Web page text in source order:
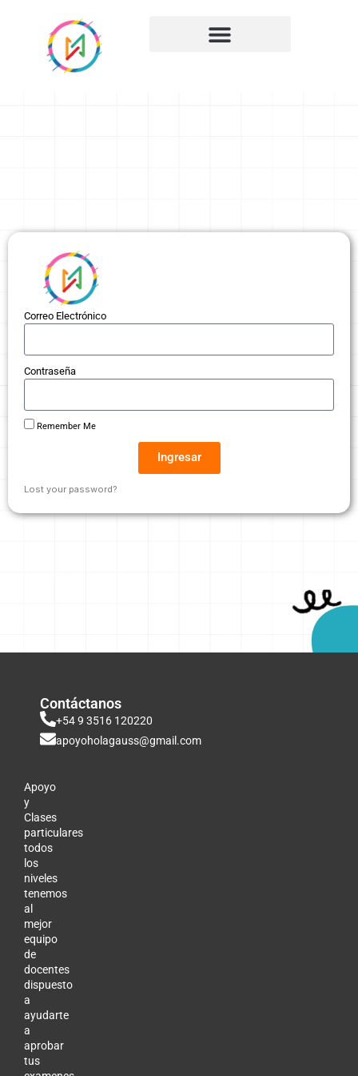
Correo Electrónico
Contraseña
Remember Me
Ingresar
Lost your password?
Apoyo
y
Clases
particulares
todos
los
niveles
tenemos
al
mejor
equipo
de
docentes
dispuesto
a
ayudarte
a
aprobar
tus
Contáctanos
+54 9 3516 120220
apoyoholagauss@gmail.com